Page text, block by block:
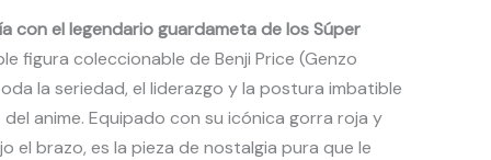
con el legendario guardameta de los Súper
figura coleccionable de Benji Price (Genzo
la seriedad, el liderazgo y la postura imbatible
anime. Equipado con su icónica gorra roja y
el brazo, es la pieza de nostalgia pura que le